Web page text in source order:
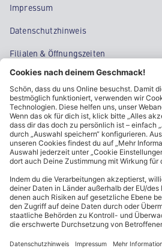
Impressum
Datenschutzhinweis
Filialen & Öffnungszeiten
Kontakt
Cookie-Einstellungen
Kundeninformationen
ALDI Nord folgen